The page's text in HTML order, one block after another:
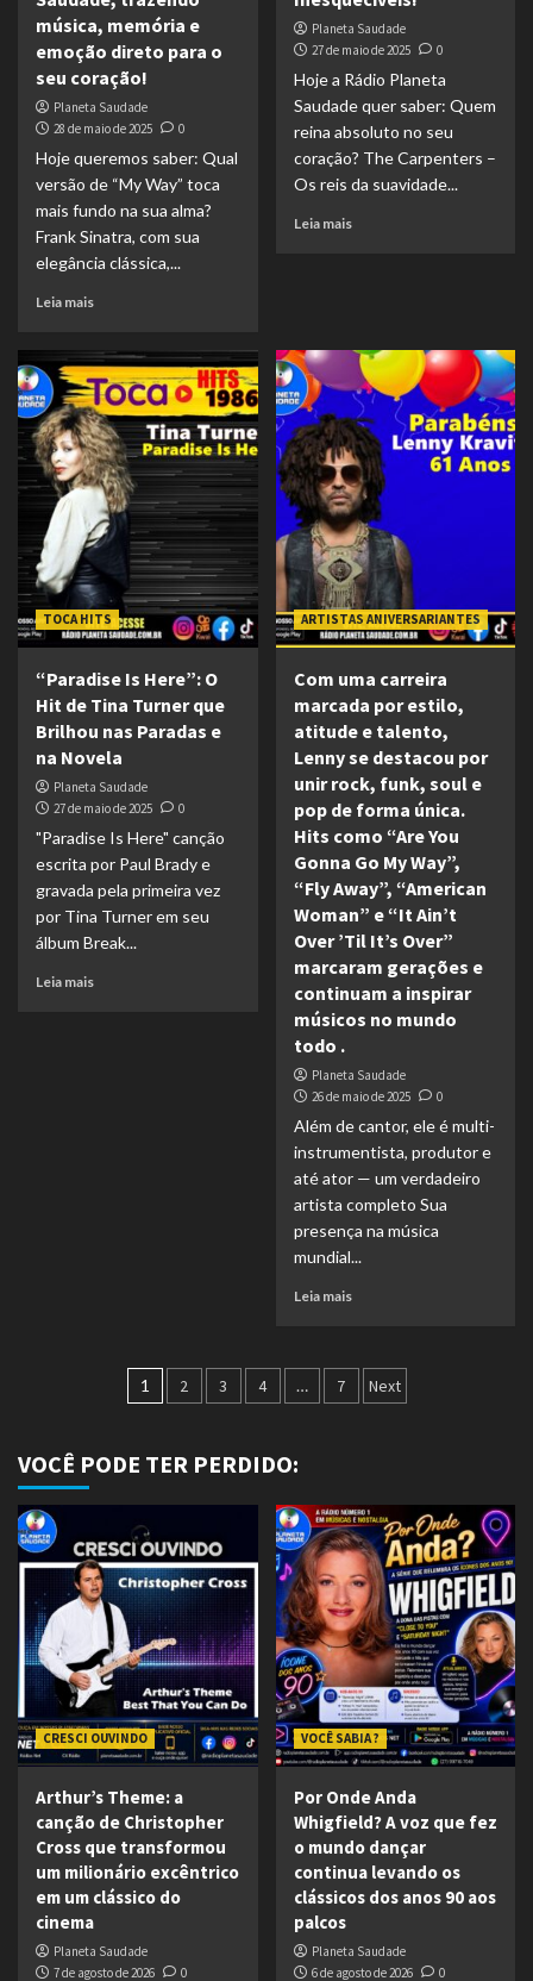
música, memória e
emoção direto para o
seu coração!
Planeta Saudade
28 de maio de 2025
0
Hoje queremos saber: Qual
versão de “My Way” toca
mais fundo na sua alma?
Frank Sinatra, com sua
elegância clássica,...
Leia mais
Planeta Saudade
27 de maio de 2025
0
Hoje a Rádio Planeta
Saudade quer saber: Quem
reina absoluto no seu
coração? The Carpenters –
Os reis da suavidade...
Leia mais
TOCA HITS
“Paradise Is Here”: O
Hit de Tina Turner que
Brilhou nas Paradas e
na Novela
Planeta Saudade
27 de maio de 2025
0
"Paradise Is Here" canção
escrita por Paul Brady e
gravada pela primeira vez
por Tina Turner em seu
álbum Break...
Leia mais
ARTISTAS ANIVERSARIANTES
Com uma carreira
marcada por estilo,
atitude e talento,
Lenny se destacou por
unir rock, funk, soul e
pop de forma única.
Hits como “Are You
Gonna Go My Way”,
“Fly Away”, “American
Woman” e “It Ain’t
Over ’Til It’s Over”
marcaram gerações e
continuam a inspirar
músicos no mundo
todo .
Planeta Saudade
26 de maio de 2025
0
Além de cantor, ele é multi-
instrumentista, produtor e
até ator — um verdadeiro
artista completo Sua
presença na música
mundial...
Leia mais
Paginação
posts
1 2 3 4 … 7 Next
VOCÊ PODE TER PERDIDO:
CRESCI OUVINDO
Arthur’s Theme: a
canção de Christopher
Cross que transformou
um milionário excêntrico
em um clássico do
cinema
Planeta Saudade
7 de agosto de 2026
0
VOCÊ SABIA ?
Por Onde Anda
Whigfield? A voz que fez
o mundo dançar
continua levando os
clássicos dos anos 90 aos
palcos
Planeta Saudade
6 de agosto de 2026
0